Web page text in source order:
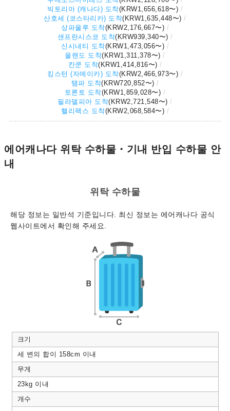
빅토리아 (캐나다) 도착(KRW1,656,618〜)
산호세 (코스타리카) 도착( KRW1,635,448〜)
상파울루 도착(KRW2,176,667〜)
샌프란시스코 도착( KRW939,340〜)
신시내티 도착(KRW1,473,056〜)
올랜도 도착( KRW1,311,378〜)
칸쿤 도착( KRW1,414,816〜)
킹스턴 (자메이카) 도착(KRW2,466,973〜)
탬파 도착( KRW720,852〜)
토론토 도착(KRW1,859,028〜)
필라델피아 도착( KRW2,721,548〜)
핼리팩스 도착(KRW2,068,584〜)
에어캐나다 위탁 수하물・기내 반입 수하물 안
내
위탁 수하물
해당 정보는 일반석 기준입니다. 최신 정보는 에어캐나다 공식
웹사이트에서 확인해 주세요.
크기
세 변의 합이 158cm 이내
무게
23kg 이내
개수